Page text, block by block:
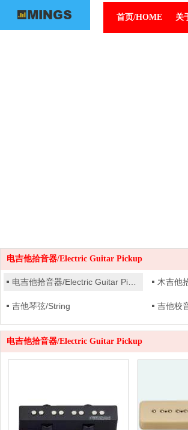
首页/HOME 关
电吉他拾音器/Electric Guitar Pickup
吉他琴弦/String 吉他校
电吉他拾音器/Electric Guitar Pickup